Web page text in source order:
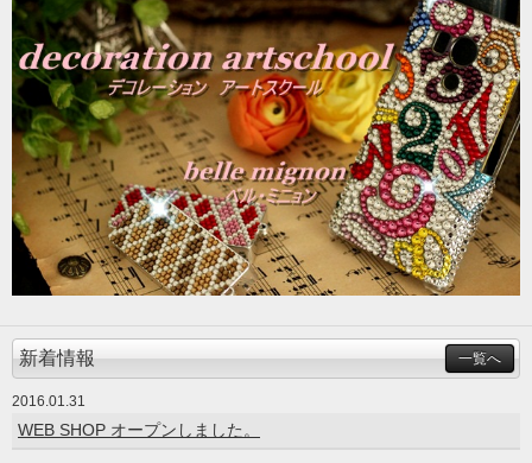
新着情報 一覧へ
2016.01.31
WEB SHOP オープンしました。